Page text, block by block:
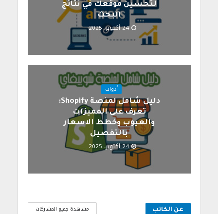
لتحسين موقعك في نتائج
البحث
24 أكتوبر، 2025
أدوات
دليل شامل لمنصة Shopify:
تعرف على المميزات
والعيوب وخطط الاسعار
بالتفصيل
24 أكتوبر، 2025
عن الكاتب مشاهدة جميع المشاركات